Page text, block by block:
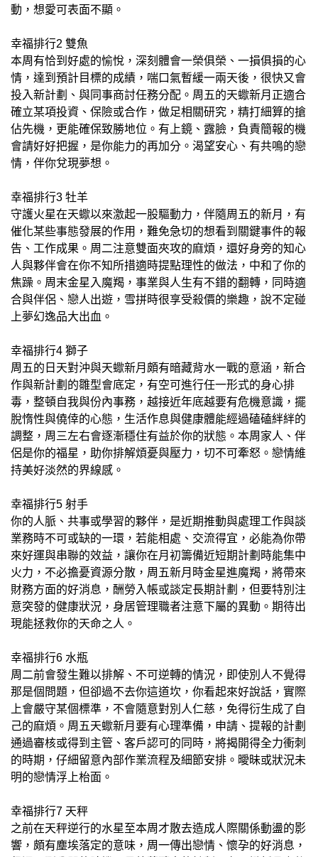
動，想愛可表面不顯。
幸福排行2 雙魚
本周有恰到好處的愉悅，深刻體會一榮俱榮、一損俱損的心
情，達到預計目標的成績，喘口氣暫緩一兩天後，很快又會
投入新計劃、與同事商討任務分配。周五的天蠍新月正適合
確立某項投資、保險或合作，做足相關研究，精打細算的搶
佔先機，更能確保致勝地位。有上鏡、露臉，負責簡報的機
會請好好把握，是你能力的再加分。渴望安心、有共鳴的戀
情，伴你兌現夢想。
幸福排行3 牡羊
守護火星在天蠍以來激起一股驅動力，伴隨周五的新月，有
催化某些事態發展的作用，難免急切的想看到關鍵事件的報
告、工作成果。周二注意雙面夾攻的麻煩，還好身旁的知心
人與夥伴會在你不知所措適時提點理性的做法，中和了你的
焦躁。周末金星入魔羯，事業與人生有不錯的翻轉，同時適
合與伴侶、戀人出遊，雪拼時很享受殺價的樂趣，說不定碰
上夢幻逸品大出血。
幸福排行4 獅子
周五的日天對沖與天蠍新月頗有暗藏背水一戰的意涵，新合
作與新計劃的雛型會底定，有空可進行任一形式的身心排
毒，整頓自我與份內事務，越接近年底越要有危機意識，擺
脫惰性與僥倖的心態，生活作息與健康體能經過磕磕絆絆的
調整，周三左右會逐漸穩住有益於你的狀態。本周家人、伴
侶是你的福星，助你排解煩憂與壓力，切不可牽怒。戀情維
持美好淡然的界線感。
幸福排行5 射手
你的人脈、共事或學習的夥伴，是近期推動與處理工作與談
業務時不可或缺的一環，若能相處、交流得宜，必能為你帶
來好運與串聯的效益，讓你在月初籌備近短期計劃時能集中
火力，不必擔憂資源分散，周五新月時金星進魔羯，將帶來
財務方面的好消息，酬勞入帳或談定長期計劃，但要特別注
意突發的健康狀況，身居管理職者注意下屬的異動。期待出
現能拯救你的天命之人。
幸福排行6 水瓶
周二前會發生難以排解、不可逆轉的情況，即使別人不覺得
那是個問題，但卻過不去你這道坎，你看起來好說話，實際
上會嚴守某個標準，不會隨意對別人仁慈，免得衍生成了自
己的麻煩。周五天蠍新月要有心理準備，申請、提報的計劃
通過審核或得到主管、客戶認可的同時，將揭開得全力衝刺
的時期，仔細留意內部作業流程及細節安排。曖昧或狀況未
明的戀情浮上枱面。
幸福排行7 天秤
之前在天秤逆行的水星至本周才散去造成人際關係動盪的影
響，頗有塵埃落定的意味，周一傳出戀情、懷孕的好消息，